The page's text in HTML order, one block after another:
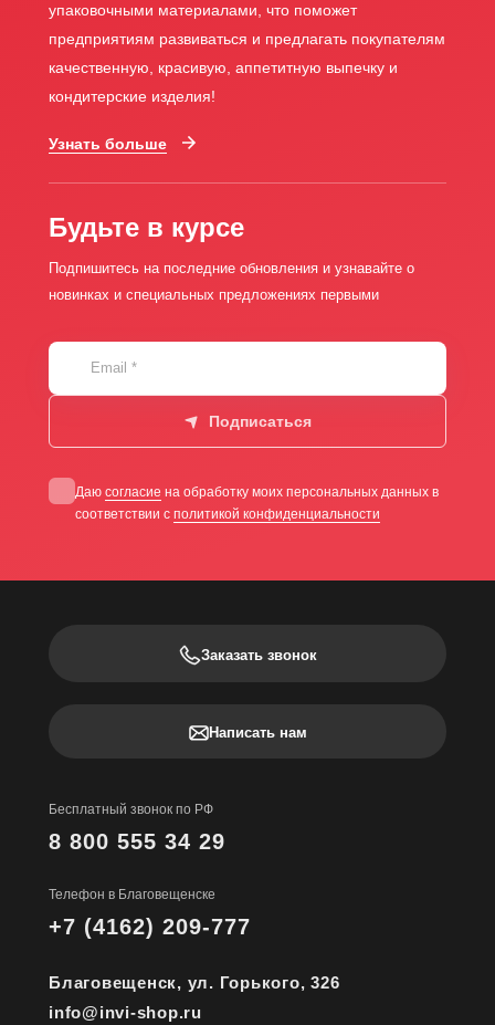
упаковочными материалами, что поможет
предприятиям развиваться и предлагать покупателям
качественную, красивую, аппетитную выпечку и
кондитерские изделия!
Узнать больше
Будьте в курсе
Подпишитесь на последние обновления и узнавайте о
новинках и специальных предложениях первыми
Email *
Подписаться
Даю согласие на обработку моих персональных данных в
соответствии с политикой конфиденциальности
Заказать звонок
Написать нам
Бесплатный звонок по РФ
8 800 555 34 29
Телефон в Благовещенске
+7 (4162) 209-777
Благовещенск, ул. Горького, 326
info@invi-shop.ru